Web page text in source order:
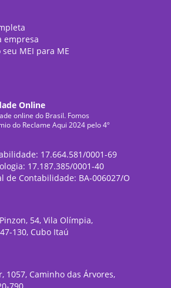
empresa
MEI para ME
Online
online do Brasil. Fomos
do Reclame Aqui 2024 pelo 4º
17.664.581/0001-69
17.187.385/0001-40
de Contabilidade: BA-006027/O
54, Vila Olímpia,
130, Cubo Itaú
1057, Caminho das Árvores,